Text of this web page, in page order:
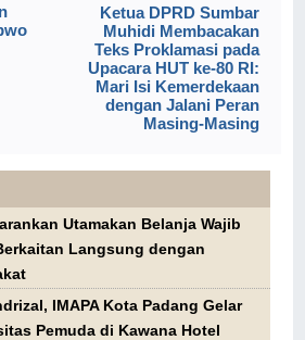
Ketua DPRD Sumbar
Muhidi Membacakan
Teks Proklamasi pada
Upacara HUT ke-80 RI:
Mari Isi Kemerdekaan
dengan Jalani Peran
Masing-Masing
Utamakan Belanja Wajib
Langsung dengan
IMAPA Kota Padang Gelar
Pemuda di Kawana Hotel